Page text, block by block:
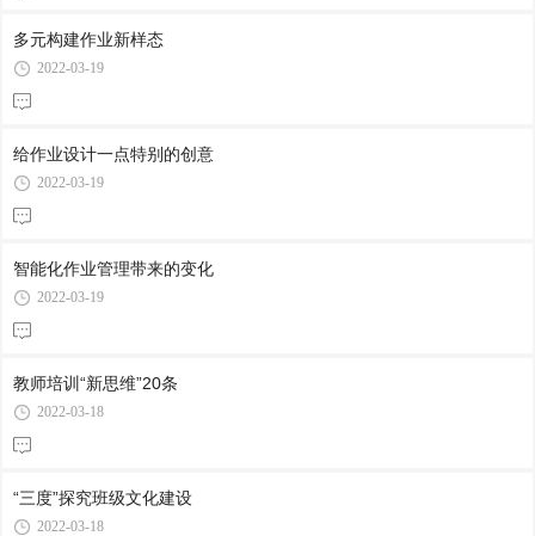
多元构建作业新样态
2022-03-19
给作业设计一点特别的创意
2022-03-19
智能化作业管理带来的变化
2022-03-19
教师培训“新思维”20条
2022-03-18
“三度”探究班级文化建设
2022-03-18